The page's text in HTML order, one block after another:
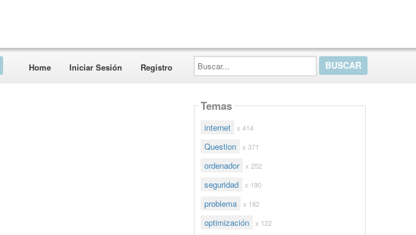
Home Iniciar Sesión Registro
Buscar...
Temas
internet x 414
Question x 371
ordenador x 252
seguridad x 190
problema x 182
optimización x 122